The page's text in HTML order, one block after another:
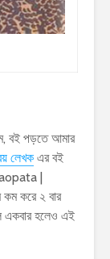
বই পড়তে আমার
লেখক এর বই
|
কম করে ২ বার
একবার হলেও এই